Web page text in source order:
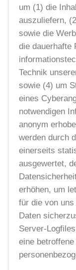
um (1) die
auszuliefern,
sowie die
die dauerhafte
Technik
sowie (4) um
eines
notwendigen
anonym
werden durch
einerseits
ausgewertet,
erhöhen, um
für die von
Daten
Server-
eine